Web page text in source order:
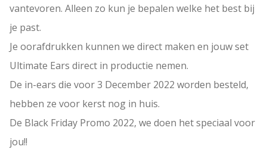
vantevoren. Alleen zo kun je bepalen welke het best bij
je past.
Je oorafdrukken kunnen we direct maken en jouw set
Ultimate Ears direct in productie nemen.
De in-ears die voor 3 December 2022 worden besteld,
hebben ze voor kerst nog in huis.
De Black Friday Promo 2022, we doen het speciaal voor
jou!!